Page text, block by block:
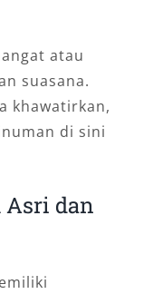
atau
suasana.
khawatirkan,
di sini
Asri dan